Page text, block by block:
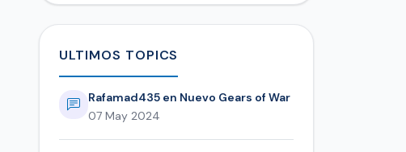
ULTIMOS TOPICS
Rafamad435 en Nuevo Gears of War
07 May 2024